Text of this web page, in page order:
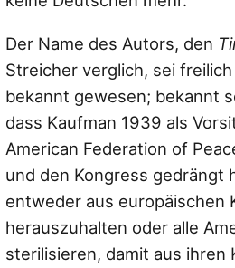
Der Name des Autors, den
Streicher verglich, sei
bekannt gewesen; bekannt
dass Kaufman 1939 als
American Federation of
und den Kongress gedrängt
entweder aus europäischen
herauszuhalten oder alle
sterilisieren, damit aus ihren